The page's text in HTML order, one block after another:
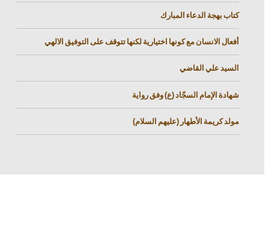
كتاب بهجة الدعاء المبارك
أفعال الانسان مع كونها اختيارية لكنها تتوقف على التوفيق الالهي
السيد علي القاضي
شهادة الإمام السجّاد (ع) وفق رواية
مولد كريمة الأطهار (عليهم السلام)